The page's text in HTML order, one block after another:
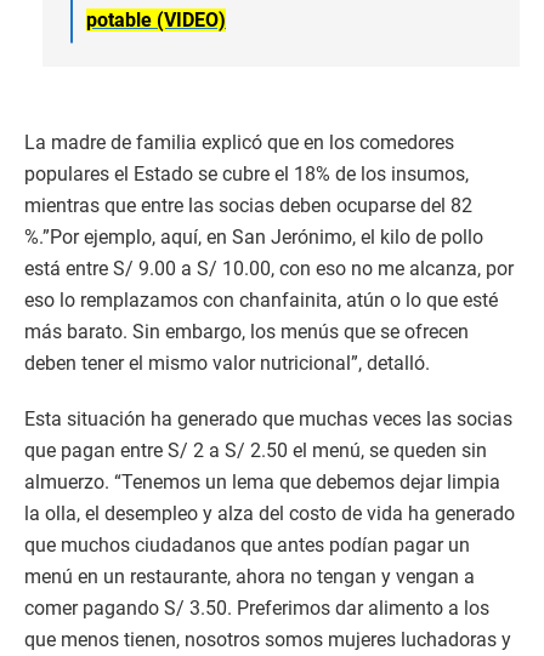
potable (VIDEO)
La madre de familia explicó que en los comedores
populares el Estado se cubre el 18% de los insumos,
mientras que entre las socias deben ocuparse del 82
%.”Por ejemplo, aquí, en San Jerónimo, el kilo de pollo
está entre S/ 9.00 a S/ 10.00, con eso no me alcanza, por
eso lo remplazamos con chanfainita, atún o lo que esté
más barato. Sin embargo, los menús que se ofrecen
deben tener el mismo valor nutricional”, detalló.
Esta situación ha generado que muchas veces las socias
que pagan entre S/ 2 a S/ 2.50 el menú, se queden sin
almuerzo. “Tenemos un lema que debemos dejar limpia
la olla, el desempleo y alza del costo de vida ha generado
que muchos ciudadanos que antes podían pagar un
menú en un restaurante, ahora no tengan y vengan a
comer pagando S/ 3.50. Preferimos dar alimento a los
que menos tienen, nosotros somos mujeres luchadoras y